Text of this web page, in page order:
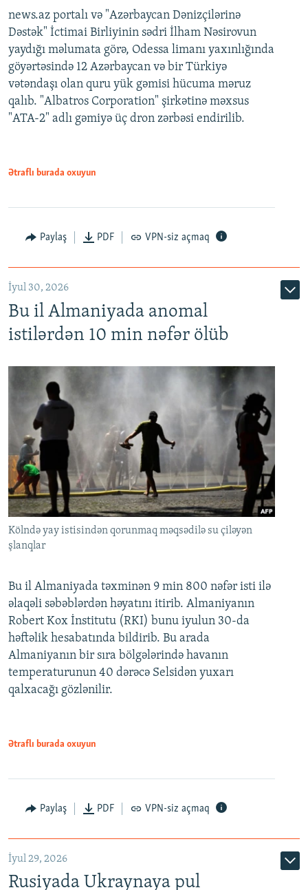
news.az portalı və "Azərbaycan Dənizçilərinə
Dəstək" İctimai Birliyinin sədri İlham Nəsirovun
yaydığı məlumata görə, Odessa limanı yaxınlığında
göyərtəsində 12 Azərbaycan və bir Türkiyə
vətəndaşı olan quru yük gəmisi hücuma məruz
qalıb. "Albatros Corporation" şirkətinə məxsus
"ATA-2" adlı gəmiyə üç dron zərbəsi endirilib.
Ətraflı burada oxuyun
Paylaş PDF VPN-siz açmaq
İyul 30, 2026
Bu il Almaniyada anomal
istilərdən 10 min nəfər ölüb
Kölndə yay istisindən qorunmaq məqsədilə su çiləyən
şlanqlar
Bu il Almaniyada təxminən 9 min 800 nəfər isti ilə
əlaqəli səbəblərdən həyatını itirib. Almaniyanın
Robert Kox İnstitutu (RKI) bunu iyulun 30-da
həftəlik hesabatında bildirib. Bu arada
Almaniyanın bir sıra bölgələrində havanın
temperaturunun 40 dərəcə Selsidən yuxarı
qalxacağı gözlənilir.
Ətraflı burada oxuyun
Paylaş PDF VPN-siz açmaq
İyul 29, 2026
Rusiyada Ukraynaya pul